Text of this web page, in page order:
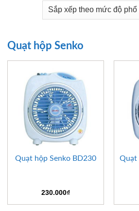
Quạt hộp Senko
Quạt hộp Senko BD230
230.000₫
Quạt